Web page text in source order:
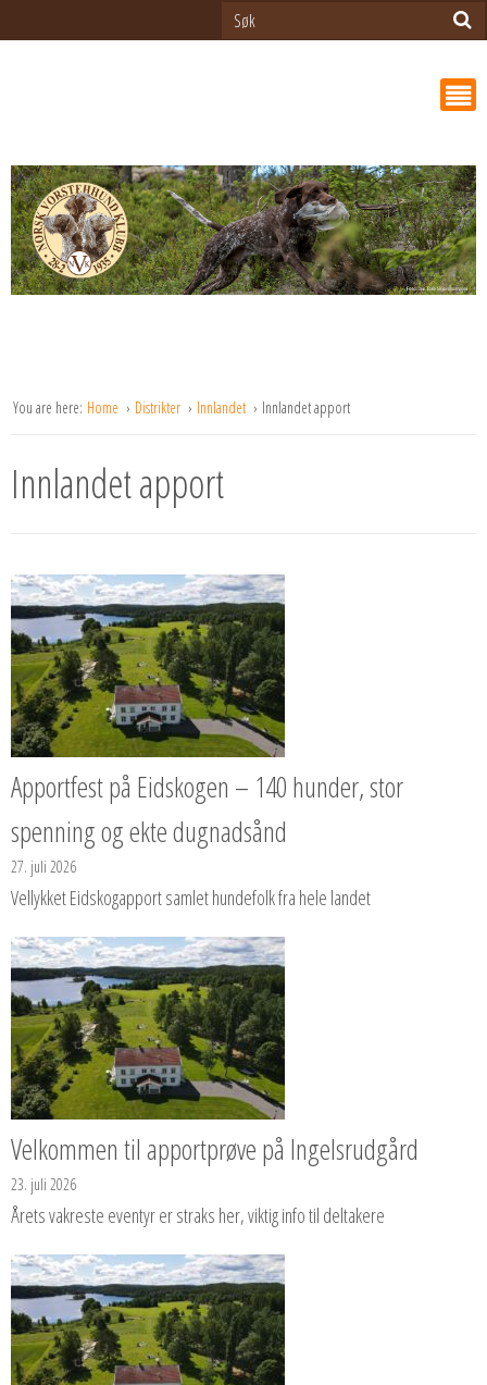
You are here: Home Distrikter Innlandet Innlandet apport
Innlandet apport
Apportfest på Eidskogen – 140 hunder, stor
spenning og ekte dugnadsånd
27. juli 2026
Vellykket Eidskogapport samlet hundefolk fra hele landet
Velkommen til apportprøve på Ingelsrudgård
23. juli 2026
Årets vakreste eventyr er straks her, viktig info til deltakere